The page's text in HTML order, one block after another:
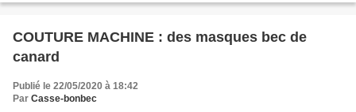
je vous le disais récemment,...
COUTURE MACHINE : des masques bec de
canard
Publié le 22/05/2020 à 18:42
Par Casse-bonbec